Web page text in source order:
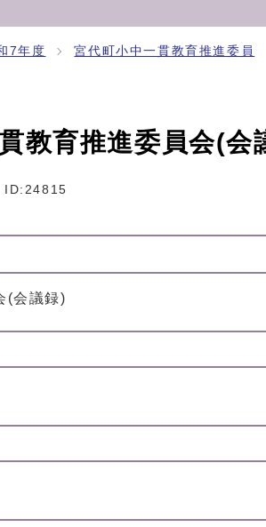
7年度 宮代町小中一貫教育推進委員
教育推進委員会(会
ID:24815
(会議録)